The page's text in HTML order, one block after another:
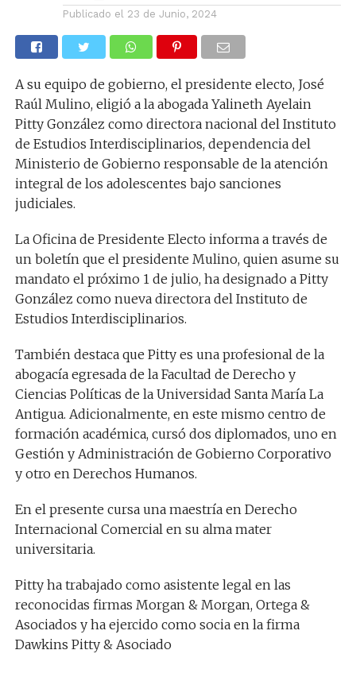
Publicado el 23 de Junio, 2024
A su equipo de gobierno, el presidente electo, José
Raúl Mulino, eligió a la abogada Yalineth Ayelain
Pitty González como directora nacional del Instituto
de Estudios Interdisciplinarios, dependencia del
Ministerio de Gobierno responsable de la atención
integral de los adolescentes bajo sanciones
judiciales.
La Oficina de Presidente Electo informa a través de
un boletín que el presidente Mulino, quien asume su
mandato el próximo 1 de julio, ha designado a Pitty
González como nueva directora del Instituto de
Estudios Interdisciplinarios.
También destaca que Pitty es una profesional de la
abogacía egresada de la Facultad de Derecho y
Ciencias Políticas de la Universidad Santa María La
Antigua. Adicionalmente, en este mismo centro de
formación académica, cursó dos diplomados, uno en
Gestión y Administración de Gobierno Corporativo
y otro en Derechos Humanos.
En el presente cursa una maestría en Derecho
Internacional Comercial en su alma mater
universitaria.
Pitty ha trabajado como asistente legal en las
reconocidas firmas Morgan & Morgan, Ortega &
Asociados y ha ejercido como socia en la firma
Dawkins Pitty & Asociado